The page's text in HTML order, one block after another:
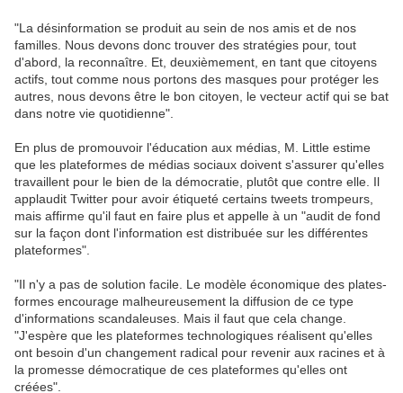
"La désinformation se produit au sein de nos amis et de nos
familles. Nous devons donc trouver des stratégies pour, tout
d'abord, la reconnaître. Et, deuxièmement, en tant que citoyens
actifs, tout comme nous portons des masques pour protéger les
autres, nous devons être le bon citoyen, le vecteur actif qui se bat
dans notre vie quotidienne".
En plus de promouvoir l'éducation aux médias, M. Little estime
que les plateformes de médias sociaux doivent s'assurer qu'elles
travaillent pour le bien de la démocratie, plutôt que contre elle. Il
applaudit Twitter pour avoir étiqueté certains tweets trompeurs,
mais affirme qu'il faut en faire plus et appelle à un "audit de fond
sur la façon dont l'information est distribuée sur les différentes
plateformes".
"Il n'y a pas de solution facile. Le modèle économique des plates-
formes encourage malheureusement la diffusion de ce type
d'informations scandaleuses. Mais il faut que cela change.
"J'espère que les plateformes technologiques réalisent qu'elles
ont besoin d'un changement radical pour revenir aux racines et à
la promesse démocratique de ces plateformes qu'elles ont
créées".